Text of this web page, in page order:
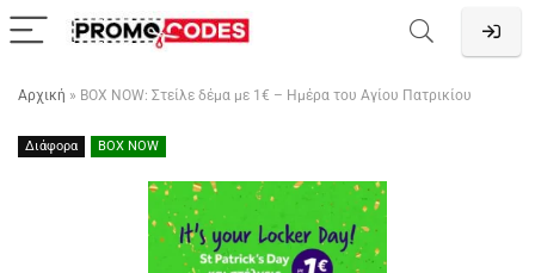
Αρχική » BOX NOW: Στείλε δέμα με 1€ – Ημέρα του Αγίου Πατρικίου
Διάφορα BOX NOW